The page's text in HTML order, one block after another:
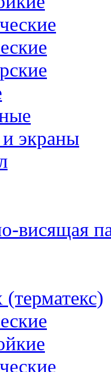
экраны
висящая
(терматекс)